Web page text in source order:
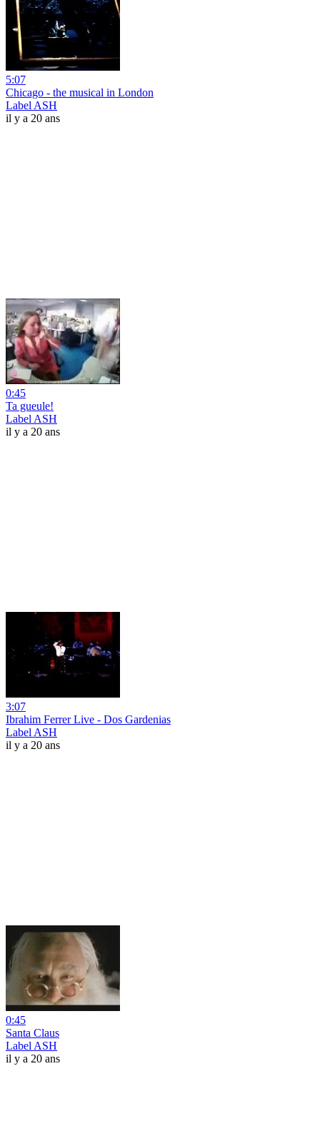
5:07
Chicago - the musical in London
Label ASH
il y a 20 ans
0:45
Ta gueule!
Label ASH
il y a 20 ans
3:07
Ibrahim Ferrer Live - Dos Gardenias
Label ASH
il y a 20 ans
0:45
Santa Claus
Label ASH
il y a 20 ans